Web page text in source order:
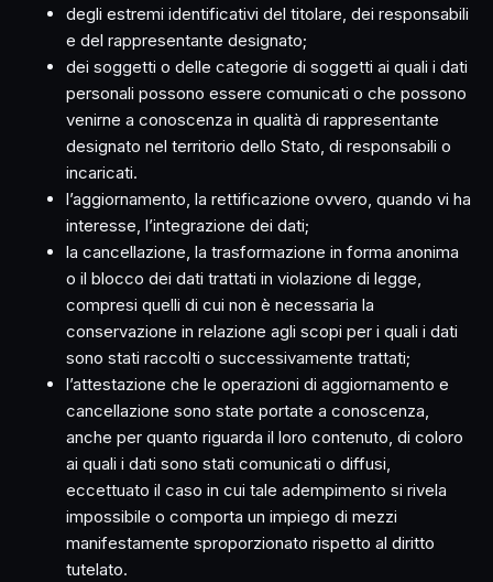
degli estremi identificativi del titolare, dei responsabili
e del rappresentante designato;
dei soggetti o delle categorie di soggetti ai quali i dati
personali possono essere comunicati o che possono
venirne a conoscenza in qualità di rappresentante
designato nel territorio dello Stato, di responsabili o
incaricati.
l’aggiornamento, la rettificazione ovvero, quando vi ha
interesse, l’integrazione dei dati;
la cancellazione, la trasformazione in forma anonima
o il blocco dei dati trattati in violazione di legge,
compresi quelli di cui non è necessaria la
conservazione in relazione agli scopi per i quali i dati
sono stati raccolti o successivamente trattati;
l’attestazione che le operazioni di aggiornamento e
cancellazione sono state portate a conoscenza,
anche per quanto riguarda il loro contenuto, di coloro
ai quali i dati sono stati comunicati o diffusi,
eccettuato il caso in cui tale adempimento si rivela
impossibile o comporta un impiego di mezzi
manifestamente sproporzionato rispetto al diritto
tutelato.